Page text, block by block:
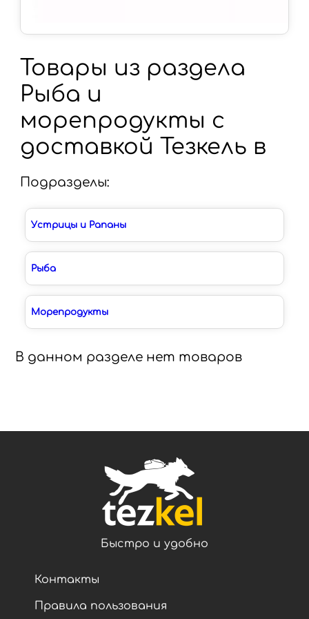
Товары из раздела
Рыба и
морепродукты с
доставкой Тезкель в
Подразделы:
Устрицы и Рапаны
Рыба
Морепродукты
В данном разделе нет товаров
Быстро и удобно
Контакты
Правила пользования